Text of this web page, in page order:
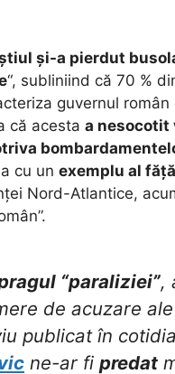
și-a pierdut
“, subliniind că 70 %
guvernul
că acesta a nesocotit
cu un exemplu al
Nord-Atlantice,
“paraliziei”,
de acuzare
publicat în
ne-ar fi predat